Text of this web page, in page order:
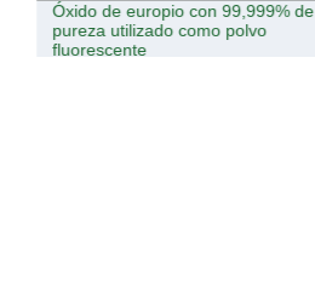
Óxido de europio con 99,999% de
pureza utilizado como polvo
fluorescente